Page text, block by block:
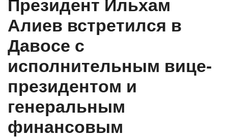
Президент Ильхам
Алиев встретился в
Давосе с
исполнительным вице-
президентом и
генеральным
финансовым